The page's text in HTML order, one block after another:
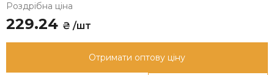
Роздрібна ціна
229.24 ₴ /шт
Отримати оптову ціну